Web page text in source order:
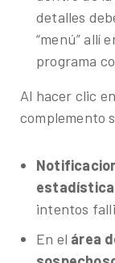
detalles
“menú” allí
programa
Al hacer clic
complemento
intentos
En el área